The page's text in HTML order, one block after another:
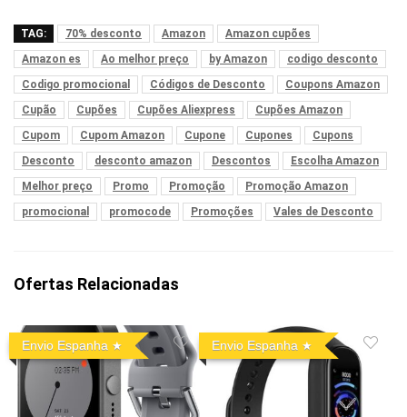
TAG: 70% desconto Amazon
Amazon cupões
Amazon es
Ao melhor preço by Amazon
codigo desconto
Codigo promocional
Códigos de Desconto
Coupons Amazon
Cupão
Cupões Cupões Aliexpress
Cupões Amazon
Cupom
Cupom Amazon Cupone Cupones
Cupons
Desconto
desconto amazon Descontos
Escolha Amazon
Melhor preço
Promo Promoção
Promoção Amazon
promocional
promocode Promoções Vales de Desconto
Ofertas Relacionadas
Envio Espanha Envio Espanha